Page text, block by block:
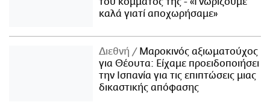
καλά γιατί αποχωρήσαμε»
Διεθνή
Μαροκινός αξιωματούχος
για Θέουτα: Είχαμε προειδοποιήσει
την Ισπανία για τις επιπτώσεις μιας
δικαστικής απόφασης